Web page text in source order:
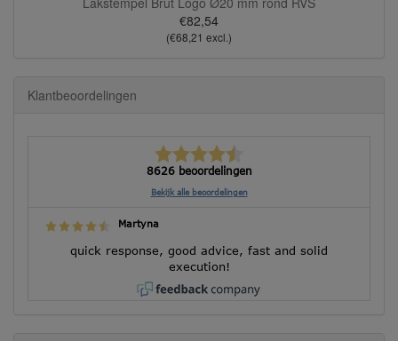
€82,54
(€68,21 excl.)
Klantbeoordelingen
8626 beoordelingen
Bekijk alle beoordelingen
Martyna
quick response, good advice, fast and solid
execution!